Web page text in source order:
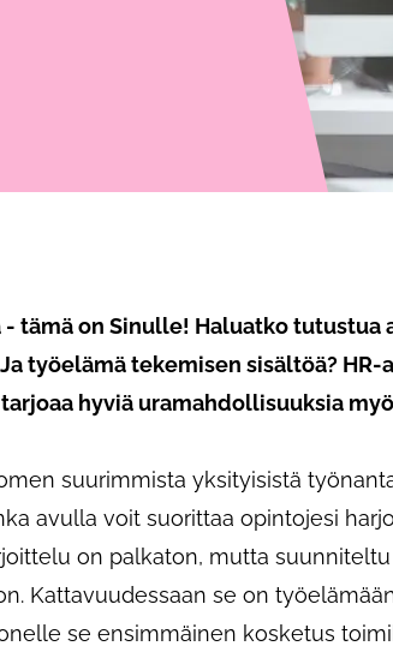
tämä on Sinulle! Haluatko tutustua
työelämä tekemisen sisältöä?
hyviä uramahdollisuuksia
suurimmista yksityisistä
avulla voit suorittaa opintojesi
on palkaton, mutta
Kattavuudessaan se on
se ensimmäinen kosketus